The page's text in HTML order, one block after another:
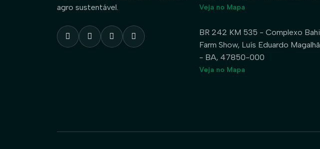
agro sustentável.
Veja no Mapa
BR 242 KM 535 - Complexo
Farm Show, Luís Eduardo
- BA, 47850-000
Veja no Mapa